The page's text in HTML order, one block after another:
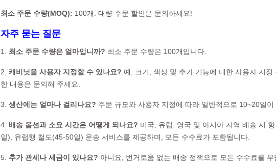
최소 주문 수량(MOQ): 100개. 대량 주문 할인은 문의하세요!
자주 묻는 질문
1. 최소 주문 수량은 얼마입니까? 최소 주문 수량은 100개입니다.
2. 캐비닛을 사용자 지정할 수 있나요? 예, 크기, 색상 및 추가 기능에 대한 사용자 지정
한 내용은 문의해 주세요.
3. 생산에는 얼마나 걸리나요? 주문 규모와 사용자 지정에 따라 일반적으로 10~20일이
4. 배송 옵션과 소요 시간은 어떻게 되나요? 미국, 유럽, 영국 및 아시아 지역 배송 시
일), 유럽행 철도(45-50일) 운송 서비스를 제공하며, 모든 수수료가 포함됩니다.
5. 추가 관세나 세금이 있나요? 아니요, 번거로움 없는 배송 정책으로 모든 수수료를